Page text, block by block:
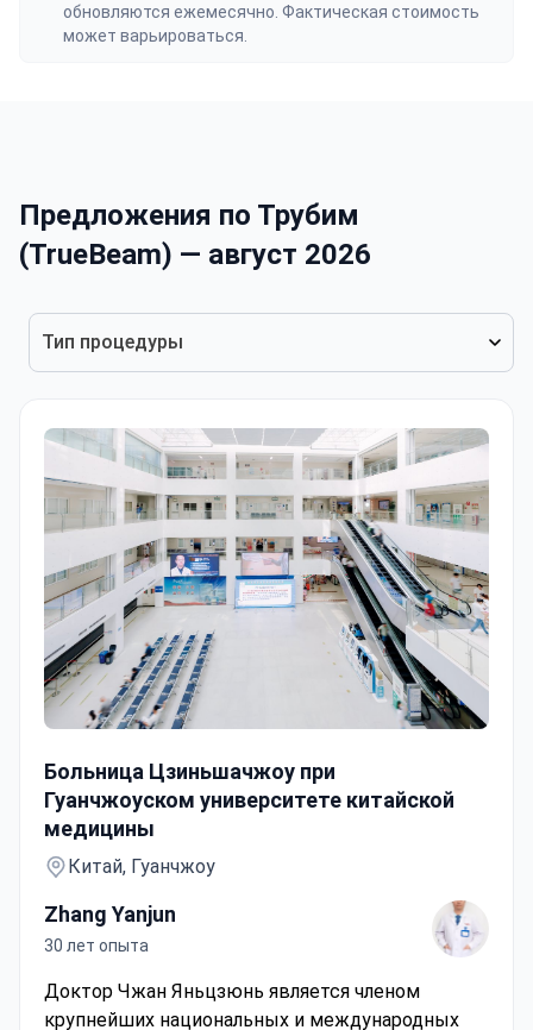
обновляются ежемесячно. Фактическая стоимость
может варьироваться.
Предложения по Трубим
(TrueBeam) — август 2026
Тип процедуры
Больница Цзиньшачжоу при
Гуанчжоуском университете китайской
медицины
Китай, Гуанчжоу
Zhang Yanjun
30 лет опыта
Доктор Чжан Яньцзюнь является членом
крупнейших национальных и международных